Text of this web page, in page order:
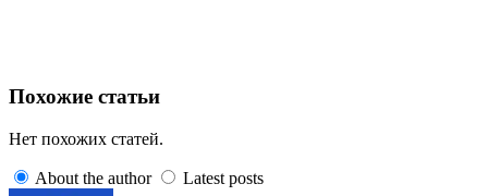
Похожие статьи
Нет похожих статей.
About the author Latest posts